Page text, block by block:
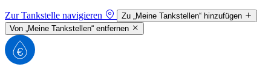
Zur Tankstelle navigieren
Zu „Meine Tankstellen“ hinzufügen
Von „Meine Tankstellen“ entfernen